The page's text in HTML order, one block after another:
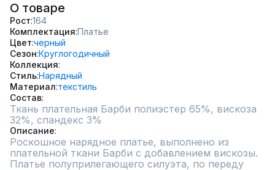
О товаре
Рост 164
Комплектация Платье
Цвет черный
Сезон Круглогодичный
Коллекция
СтильНарядный
Материал текстиль
Состав
Ткань плательная Барби полиэстер 65%, вискоза
32%, спандекс 3%
Описание
Роскошное нарядное платье, выполнено из
плательной ткани Барби с добавлением вискозы.
Платье полуприлегающего силуэта, по переду